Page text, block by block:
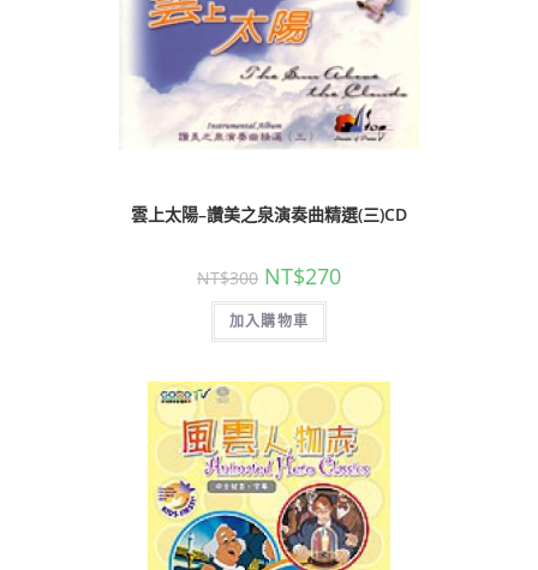
雲上太陽–讚美之泉演奏曲精選(三)CD
NT$300 NT$270
加入購物車